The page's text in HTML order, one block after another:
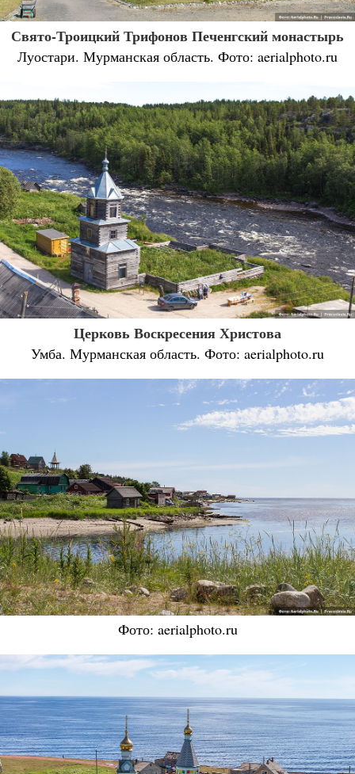
Свято-Троицкий Трифонов Печенгский монастырь
Луостари. Мурманская область. Фото: aerialphoto.ru
Церковь Воскресения Христова
Умба. Мурманская область. Фото: aerialphoto.ru
Фото: aerialphoto.ru